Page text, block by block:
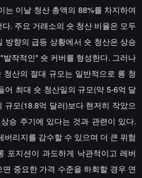
는 이날 청산 총액의 88%를 차지하여
. 주요 거래소의 숏 청산 비율은 모두
방향의 급등 상황에서 숏 청산은 상승
작적인" 숏 커버를 형성한다. 그러나
청산의 절대 규모는 일반적으로 롱 청
어 최대 숏 청산일의 규모(약 5-6억 달
규모(18.8억 달러)보다 현저히 작았으
승 주기에 있다는 것과 관련이 있다.
버리지를 감수할 수 있으며 더 큰 위험
포지션이 과도하게 낙관적이고 레버
중요한 가격 수준을 하회할 경우 연